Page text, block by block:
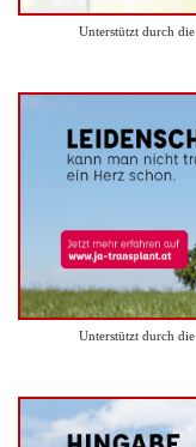
Unterstützt durch
Unterstützt durch